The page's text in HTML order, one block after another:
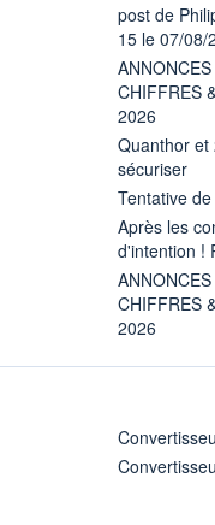
post de
15 le 07/08/
CHIFFRES
2026
Quanthor et
sécuriser
Tentative
Après les
d'intention !
CHIFFRES
2026